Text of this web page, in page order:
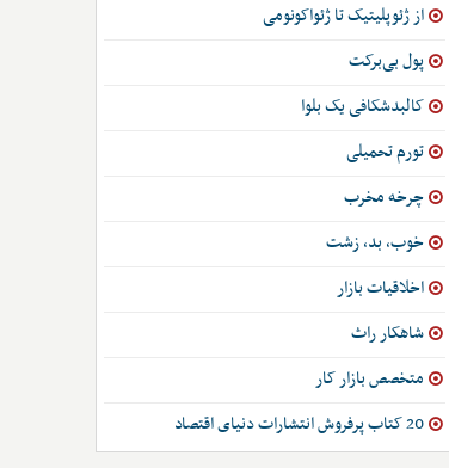
از ژئوپلیتیک تا ژئواکونومی
پول بی‌برکت
کالبدشکافی یک بلوا
تورم تحمیلی
چرخه مخرب
خوب، بد، زشت
اخلاقیات بازار
شاهکار راث
متخصص بازار کار
20 کتاب پرفروش انتشارات دنیای اقتصاد